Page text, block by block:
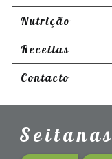
Nutrição
Receitas
Contacto
Seitanas